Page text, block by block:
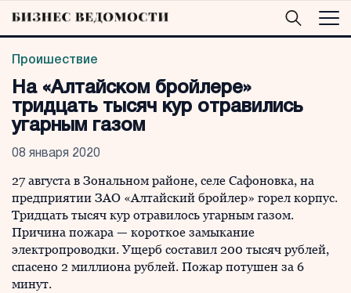
Проишествие
На «Алтайском бройлере»
тридцать тысяч кур отравились
угарным газом
08 января 2020
27 августа в Зональном районе, селе Сафоновка, на
предприятии ЗАО «Алтайский бройлер» горел корпус.
Тридцать тысяч кур отравилось угарным газом.
Причина пожара — короткое замыкание
электропроводки. Ущерб составил 200 тысяч рублей,
спасено 2 миллиона рублей. Пожар потушен за 6
минут.